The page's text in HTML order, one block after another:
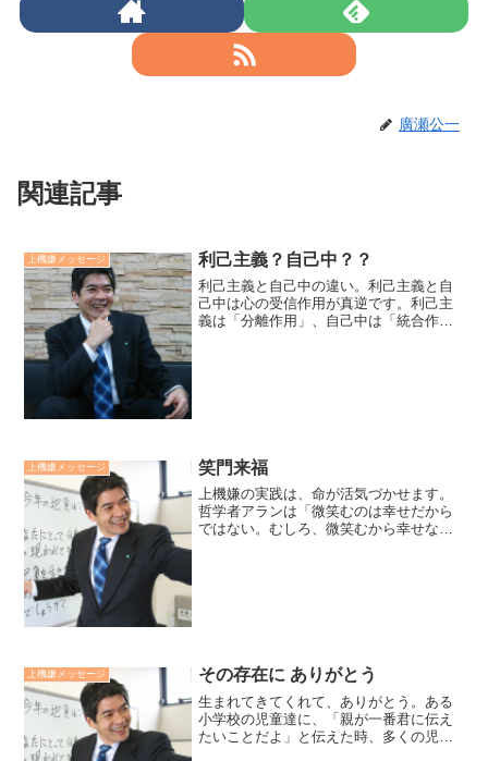
廣瀬公一
関連記事
上機嫌メッセージ 利己主義？自己中？？
利己主義と自己中の違い。利己主義と自
己中は心の受信作用が真逆です。利己主
義は「分離作用」、自己中は「統合作
上機嫌メッセージ 笑門来福
上機嫌の実践は、命が活気づかせます。
哲学者アランは「微笑むのは幸せだから
ではない。むしろ、微笑むから幸せなの
上機嫌メッセージ その存在に ありがとう
生まれてきてくれて、ありがとう。ある
小学校の児童達に、「親が一番君に伝え
たいことだよ」と伝えた時、多くの児童